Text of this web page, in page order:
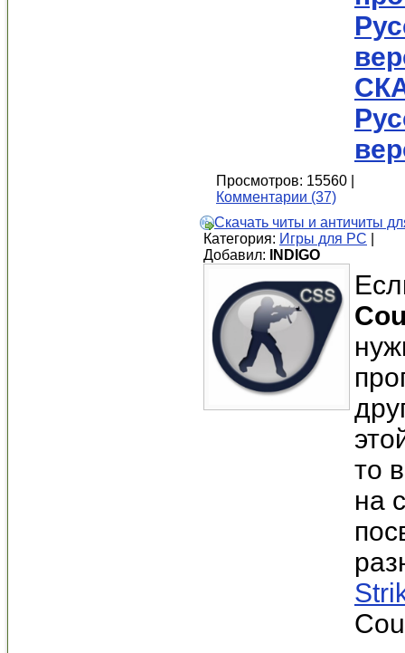
Просмотров: 15560 |
Комментарии (37)
Скачать читы и античиты
Категория: Игры для PC
Добавил:
INDIGO
то
на